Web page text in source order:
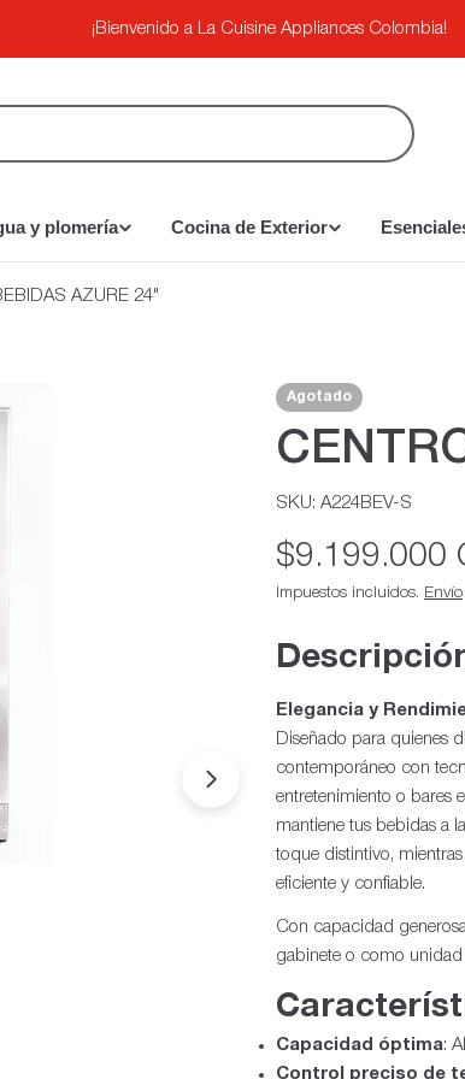
¡Bienvenido a La Cuisine Appliances Colombia!
y plomería Cocina de Exterior
AZURE 24"
Abrir medios 1 en modal
Agotado
SKU: A224BEV-S
Precio
habitual
$9.199.000
Impuestos incluidos. Envío
Elegancia y
Diseñado para quienes
contemporáneo con
entretenimiento o bares
mantiene tus bebidas a
toque distintivo,
eficiente y confiable.
Con capacidad
gabinete o como
Capacidad óptima:
Control preciso de